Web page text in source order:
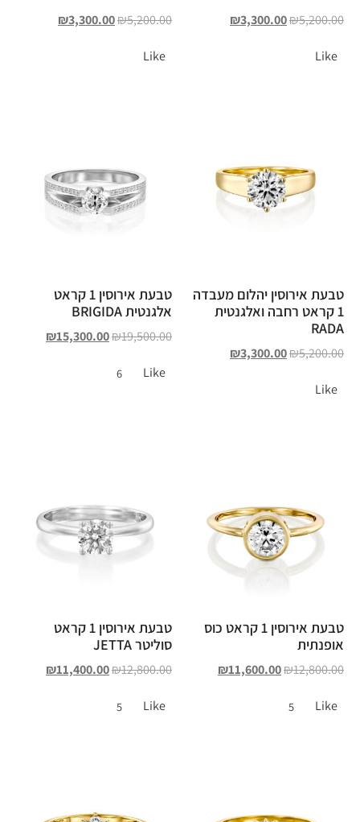
₪5,200.00
₪3,300.00
Like
₪5,200.00
₪3,300.00
Like
טבעת אירוסין יהלום מעבדה
1 קראט רחבה ואלגנטית
RADA
₪5,200.00
₪3,300.00
Like
טבעת אירוסין 1 קראט
אלגנטית BRIGIDA
₪19,500.00
₪15,300.00
Like
6
טבעת אירוסין 1 קראט כוס
אופנתית
₪12,800.00
₪11,600.00
Like
5
טבעת אירוסין 1 קראט
סוליטר JETTA
₪12,800.00
₪11,400.00
Like
5